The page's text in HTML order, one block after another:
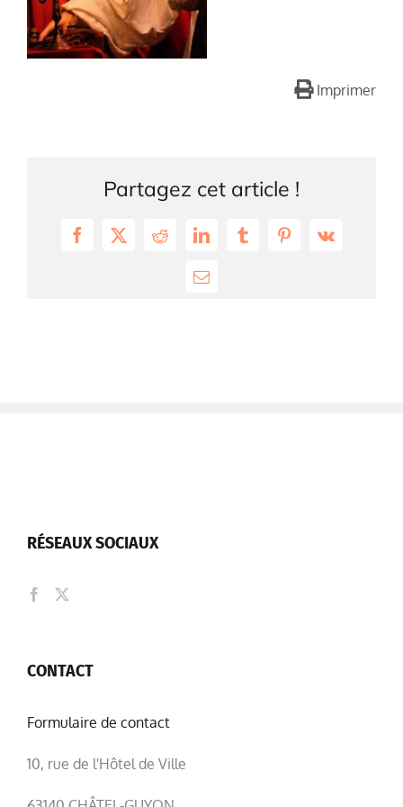
Imprimer
Partagez cet article !
Facebook
X RedditLinkedInTumblrPinterest
Vk
Email
RÉSEAUX SOCIAUX
CONTACT
Formulaire de contact
10, rue de l'Hôtel de Ville